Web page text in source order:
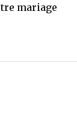
mariage